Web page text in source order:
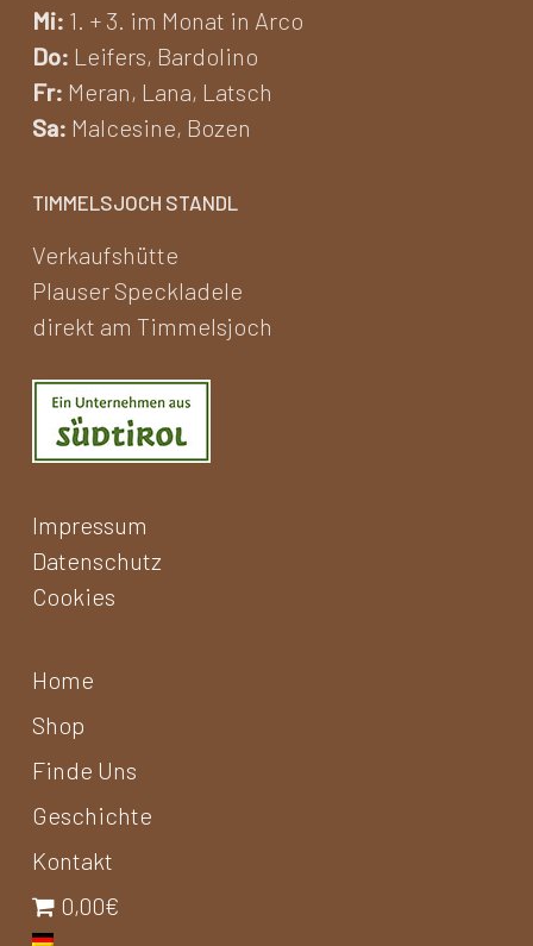
Mi: 1. + 3. im Monat in Arco
Do: Leifers, Bardolino
Fr: Meran, Lana, Latsch
Sa: Malcesine, Bozen
TIMMELSJOCH STANDL
Verkaufshütte
Plauser Speckladele
direkt am Timmelsjoch
Impressum
Datenschutz
Cookies
Home
Shop
Finde Uns
Geschichte
Kontakt
0,00€